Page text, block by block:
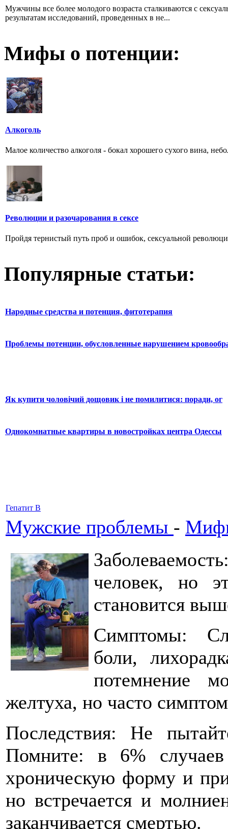
Мужчины все более молодого возраста сталкиваются с
результатам исследований, проведенных в не...
Мифы о потенции:
Алкоголь
Малое количество алкоголя - бокал хорошего сухого вина,
Революции и разочарования в сексе
Пройдя тернистый путь проб и ошибок, сексуальной
Популярные статьи:
Народные средства и потенция, фитотерапия
Проблемы потенции, обусловленные нарушением
Як купити чоловічий дощовик і не помилитися: поради, ог
Однокомнатные квартиры в новостройках центра Одессы
Гепатит В
Мужские проблемы -
человек, но
становится
Симптомы:
боли,
потемнение
желтуха, но часто
Последствия: Не
Помните: в 6%
хроническую форму и
но встречается и
заканчивается смертью.